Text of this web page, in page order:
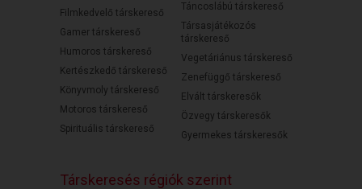
Filmkedvelő társkereső
Gamer társkereső
Humoros társkereső
Kertészkedő társkereső
Könyvmoly társkereső
Motoros társkereső
Spirituális társkereső
Táncoslábú társkereső
Társasjátékozós
társkereső
Vegetáriánus társkereső
Zenefüggő társkereső
Elvált társkeresők
Özvegy társkeresők
Gyermekes társkeresők
Társkeresés régiók szerint